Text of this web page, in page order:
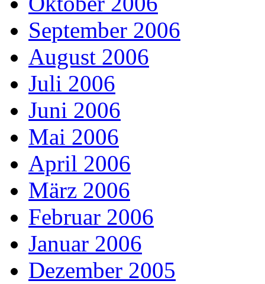
September 2006
August 2006
Juli 2006
Juni 2006
Mai 2006
April 2006
März 2006
Februar 2006
Januar 2006
Dezember 2005